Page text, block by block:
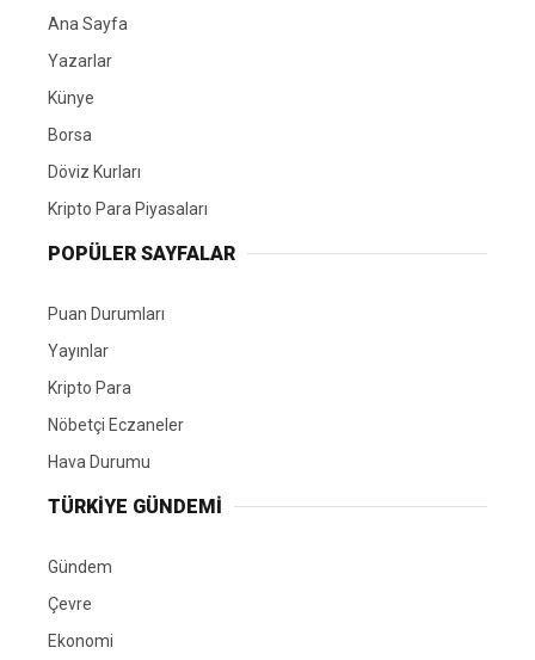
Ana Sayfa
Yazarlar
Künye
Borsa
Döviz Kurları
Kripto Para Piyasaları
POPÜLER SAYFALAR
Puan Durumları
Yayınlar
Kripto Para
Nöbetçi Eczaneler
Hava Durumu
TÜRKIYE GÜNDEMI
Gündem
Çevre
Ekonomi